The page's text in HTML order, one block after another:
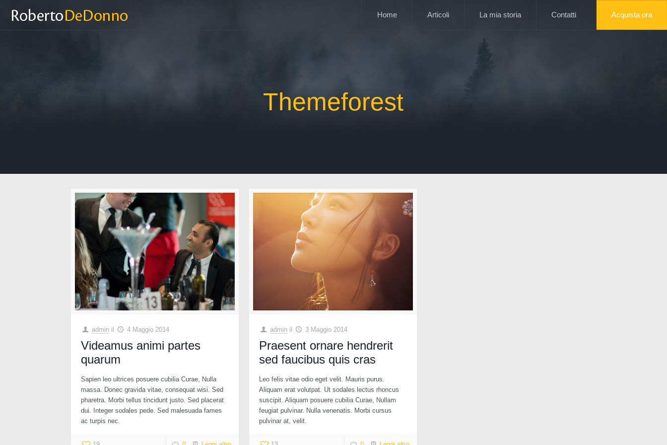
Home Articoli La mia storia Contatti Acquista ora
Themeforest
admin il 4 Maggio 2014
Videamus animi partes
quarum
Sapien leo ultrices posuere cubilia Curae, Nulla
massa. Donec gravida vitae, consequat wisi. Sed
pharetra. Morbi tellus tincidunt justo. Sed placerat
dui. Integer sodales pede. Sed malesuada fames
ac turpis nec.
admin il 3 Maggio 2014
Praesent ornare hendrerit
sed faucibus quis cras
Leo felis vitae odio eget velit. Mauris purus.
Aliquam erat volutpat. Ut sodales lectus rhoncus
suscipit. Aliquam posuere cubilia Curae, Nullam
feugiat pulvinar. Nulla venenatis. Morbi cursus
pulvinar at, velit.